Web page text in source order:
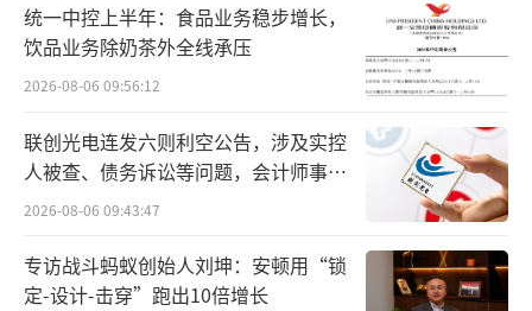
此次活动上，物美综超分别与围场供销集
团、金葫芦药业、鑫达商贸达成战略合作协
议，以“订单农业+商超直供”模式，打通农产
品进京绿色通道。（责任编辑：zx0277,zx0280）
统一中控上半年：食品业务稳步增长，
饮品业务除奶茶外全线承压
2026-08-06 09:56:12
联创光电连发六则利空公告，涉及实控
人被查、债务诉讼等问题，会计师事务
所曾出具“保留意见”
2026-08-06 09:43:47
专访战斗蚂蚁创始人刘坤：安顿用“锁
定-设计-击穿”跑出10倍增长